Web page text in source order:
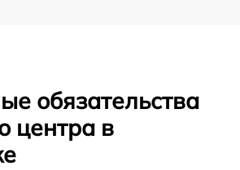
обязательства
центра в